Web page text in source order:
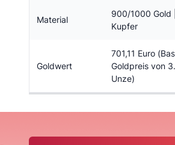
Material
900/1000 Gold
Kupfer
Goldwert
701,11 Euro
Goldpreis von
Unze)